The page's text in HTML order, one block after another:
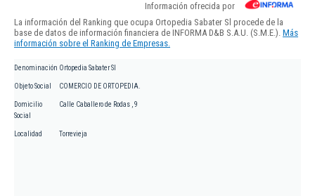
Información ofrecida por
La información del Ranking que ocupa Ortopedia Sabater Sl procede de la
base de datos de información financiera de INFORMA D&B S.A.U. (S.M.E.). Más
información sobre el Ranking de Empresas.
Denominación Ortopedia Sabater Sl
Objeto Social COMERCIO DE ORTOPEDIA.
Domicilio
Social
Calle Caballero de Rodas , 9
Localidad Torrevieja